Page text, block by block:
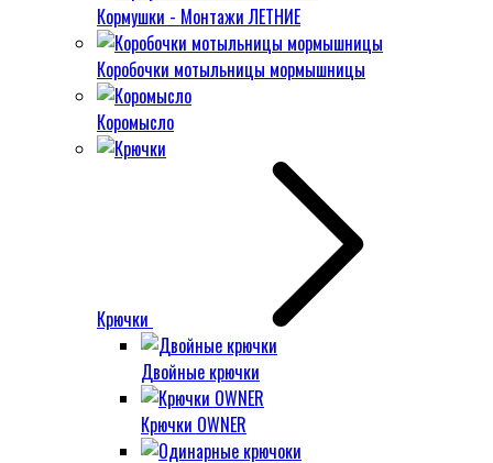
Кормушки - Монтажи ЛЕТНИЕ
Коробочки мотыльницы мормышницы
Коромысло
Крючки
Двойные крючки
Крючки OWNER